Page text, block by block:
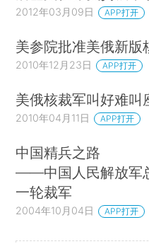
2012年03月09日 APP打开
美参院批准美俄新版
2010年12月23日 APP打开
美俄核裁军叫好难叫
2010年04月11日 APP打开
中国精兵之路
——中国人民解放军
一轮裁军
2004年10月04日 APP打开